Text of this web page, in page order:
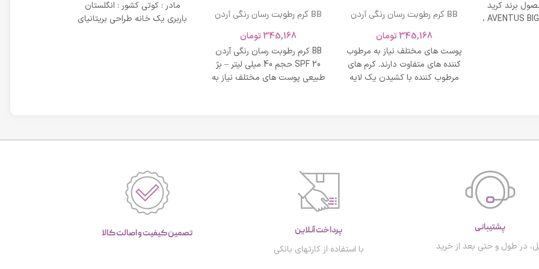
برند کرید
ادکلن AVENTUS BIG MODERN ،
BB کرم رطوبت رسان رنگی آردن
روشن
345,168تومان
پوست های مختلف نیاز به مرطوب
کننده های متفاوت دارند. کرم های
مرطوب کننده با کشیدن یک لایه
BB کرم رطوبت رسان رنگی آردن
طبیعی
345,168تومان
BB کرم رطوبت رسان رنگی آردن
SPF 20 حجم 40 میلی لیتر – بژ
طبیعی پوست های مختلف نیاز به
مادر : کوتی کشور : انگلستان
باربری یک خانه طراحی بریتانیای
پشتیبانی
در طول و حتی بعد از خرید
پرداخت آنلاین
با استفاده از کارتهای بانکی
تصمین کیفیت و اصالت کالا